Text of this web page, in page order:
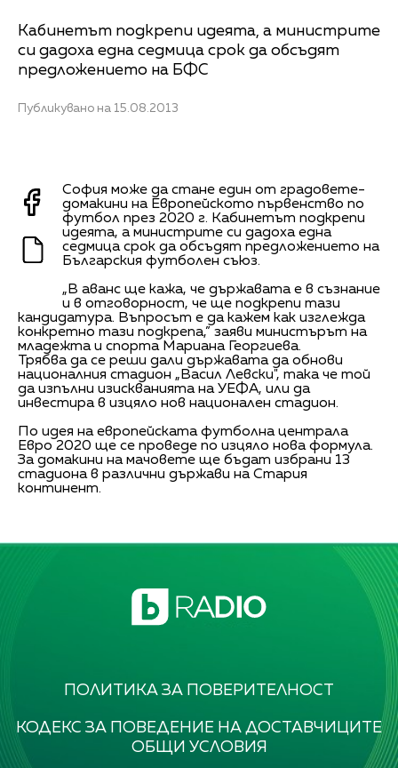
Кабинетът подкрепи идеята, а министрите
си дадоха една седмица срок да обсъдят
предложението на БФС
Публикувано на 15.08.2013
София може да стане един от градовете-
домакини на Европейското първенство по
футбол през 2020 г. Кабинетът подкрепи
идеята, а министрите си дадоха една
седмица срок да обсъдят предложението на
Българския футболен съюз.
„В аванс ще кажа, че държавата е в съзнание
и в отговорност, че ще подкрепи тази
кандидатура. Въпросът е да кажем как изглежда
конкретно тази подкрепа,” заяви министърът на
младежта и спорта Мариана Георгиева.
Трябва да се реши дали държавата да обнови
националния стадион „Васил Левски", така че той
да изпълни изискванията на УЕФА, или да
инвестира в изцяло нов национален стадион.
По идея на европейската футболна централа
Евро 2020 ще се проведе по изцяло нова формула.
За домакини на мачовете ще бъдат избрани 13
стадиона в различни държави на Стария
континент.
ПОЛИТИКА ЗА ПОВЕРИТЕЛНОСТ
КОДЕКС ЗА ПОВЕДЕНИЕ НА ДОСТАВЧИЦИТЕ
ОБЩИ УСЛОВИЯ